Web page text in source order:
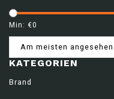
Min: €0
Am meisten angesehen
KATEGORIEN
Brand